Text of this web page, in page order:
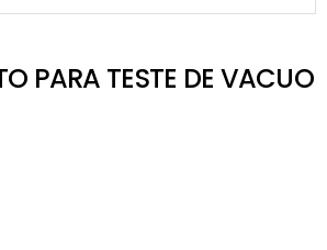
PARA TESTE DE VACUO